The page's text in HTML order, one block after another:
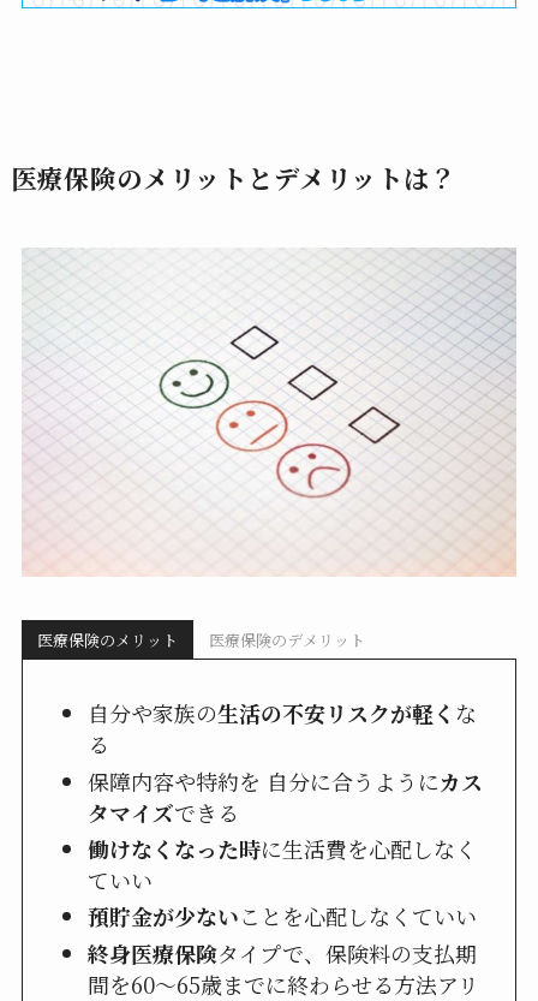
医療保険のメリットとデメリットは？
医療保険のメリット 医療保険のデメリット
自分や家族の生活の不安リスクが軽く な
る
保障内容や特約を 自分に合うようにカス
タマイズできる
働けなくなった時に生活費を心配しなく
ていい
預貯金が少ないことを心配しなくていい
終身医療保険タイプで、保険料の支払期
間を60～65歳までに終わらせる方法アリ